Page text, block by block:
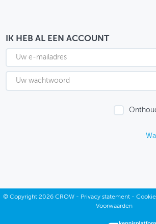
THEMASITES
MIJN PROFIEL
GEBRUIKER
IK HEB AL EEN ACCOUNT
© Copyright2026 CROW - Privacy statement-
Voorwaarden